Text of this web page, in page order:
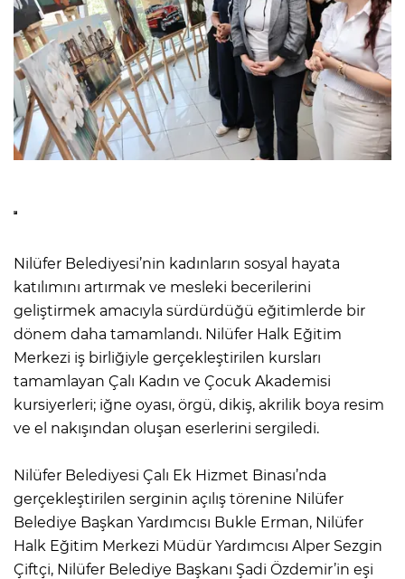
Nilüfer Belediyesi’nin kadınların sosyal hayata
katılımını artırmak ve mesleki becerilerini
geliştirmek amacıyla sürdürdüğü eğitimlerde bir
dönem daha tamamlandı. Nilüfer Halk Eğitim
Merkezi iş birliğiyle gerçekleştirilen kursları
tamamlayan Çalı Kadın ve Çocuk Akademisi
kursiyerleri; iğne oyası, örgü, dikiş, akrilik boya resim
ve el nakışından oluşan eserlerini sergiledi.
Nilüfer Belediyesi Çalı Ek Hizmet Binası’nda
gerçekleştirilen serginin açılış törenine Nilüfer
Belediye Başkan Yardımcısı Bukle Erman, Nilüfer
Halk Eğitim Merkezi Müdür Yardımcısı Alper Sezgin
Çiftçi, Nilüfer Belediye Başkanı Şadi Özdemir’in eşi